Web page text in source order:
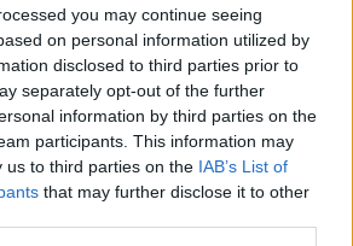
you may continue seeing
on personal information utilized by
disclosed to third parties prior to
separately opt-out of the further
information by third parties on the
participants. This information may
us to third parties on the IAB’s List of
that may further disclose it to other
ei hyväksynyt
– neljälle
sairausajan palkkaa